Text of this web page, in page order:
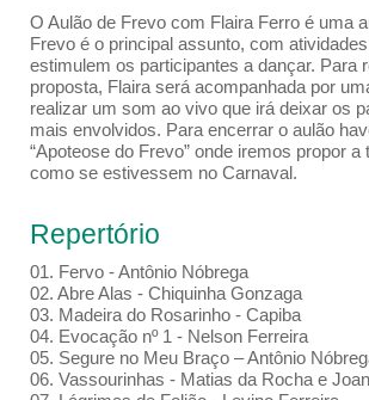
O Aulão de Frevo com Flaira Ferro é uma
Frevo é o principal assunto, com
estimulem os participantes a dançar. Para
proposta, Flaira será acompanhada por
realizar um som ao vivo que irá deixar os
mais envolvidos. Para encerrar o aulão
“Apoteose do Frevo” onde iremos propor a
como se estivessem no Carnaval.
Repertório
01. Fervo - Antônio Nóbrega
02. Abre Alas - Chiquinha Gonzaga
03. Madeira do Rosarinho - Capiba
04. Evocação nº 1 - Nelson Ferreira
05. Segure no Meu Braço – Antônio
06. Vassourinhas - Matias da Rocha e